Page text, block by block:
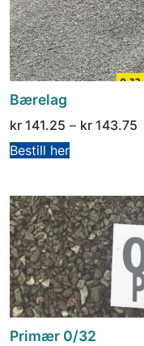
Bærelag
kr 141.25 – kr 143.75
Bestill her
Primær 0/32